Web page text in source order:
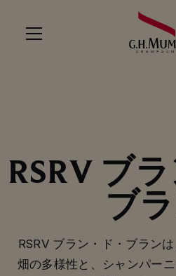
RSRV ブ
ブ
RSRV ブラン・ド・ブラン
畑の多様性と、シャンパー